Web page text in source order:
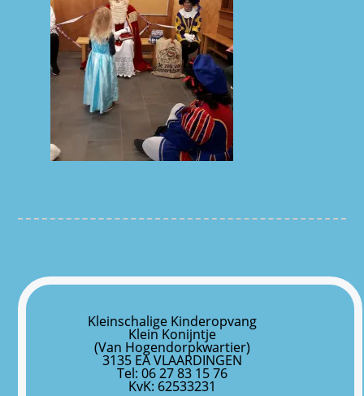
Kleinschalige Kinderopvang
Klein Konijntje
(Van Hogendorpkwartier)
3135 EA VLAARDINGEN
Tel: 06 27 83 15 76
KvK: 62533231